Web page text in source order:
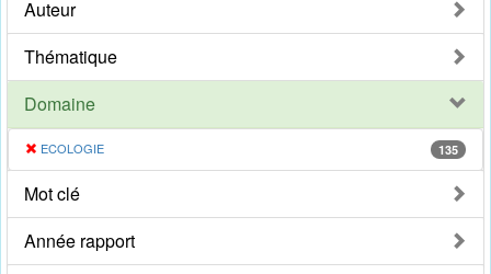
Auteur
Thématique
Domaine
ECOLOGIE 135
Mot clé
Année rapport